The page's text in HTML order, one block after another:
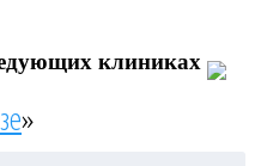
клиниках
»